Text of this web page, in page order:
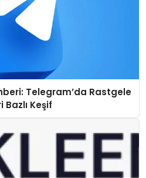
Telegram’da Rastgele
Keşif